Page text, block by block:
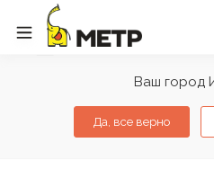
Ваш город
Да, все верно